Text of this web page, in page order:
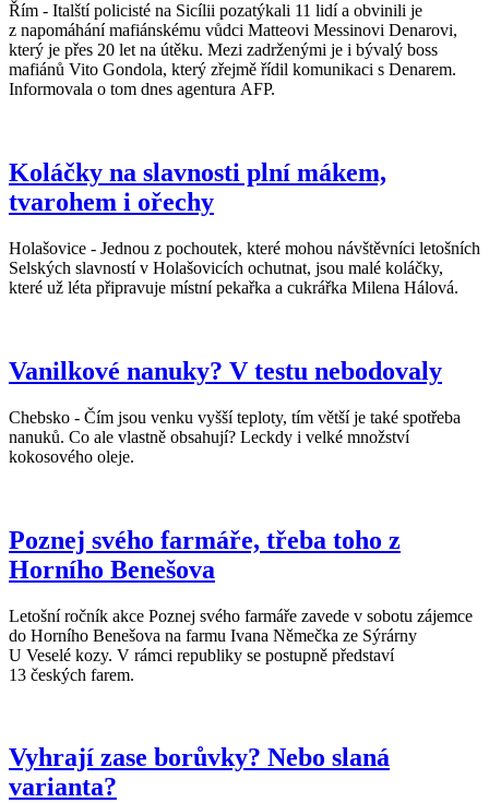
Řím - Italští policisté na Sicílii pozatýkali 11 lidí a obvinili je
z napomáhání mafiánskému vůdci Matteovi Messinovi Denarovi,
který je přes 20 let na útěku. Mezi zadrženými je i bývalý boss
mafiánů Vito Gondola, který zřejmě řídil komunikaci s Denarem.
Informovala o tom dnes agentura AFP.
Koláčky na slavnosti plní mákem,
tvarohem i ořechy
Holašovice - Jednou z pochoutek, které mohou návštěvníci letošních
Selských slavností v Holašovicích ochutnat, jsou malé koláčky,
které už léta připravuje místní pekařka a cukrářka Milena Hálová.
Vanilkové nanuky? V testu nebodovaly
Chebsko - Čím jsou venku vyšší teploty, tím větší je také spotřeba
nanuků. Co ale vlastně obsahují? Leckdy i velké množství
kokosového oleje.
Poznej svého farmáře, třeba toho z
Horního Benešova
Letošní ročník akce Poznej svého farmáře zavede v sobotu zájemce
do Horního Benešova na farmu Ivana Němečka ze Sýrárny
U Veselé kozy. V rámci republiky se postupně představí
13 českých farem.
Vyhrají zase borůvky? Nebo slaná
varianta?